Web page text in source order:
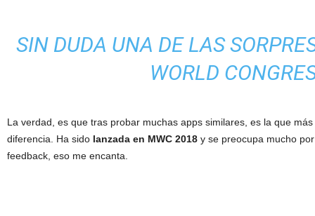
SIN DUDA UNA DE LAS
WORLD
La verdad, es que tras probar muchas apps similares, es la que
diferencia. Ha sido lanzada en MWC 2018 y se preocupa mucho
feedback, eso me encanta.